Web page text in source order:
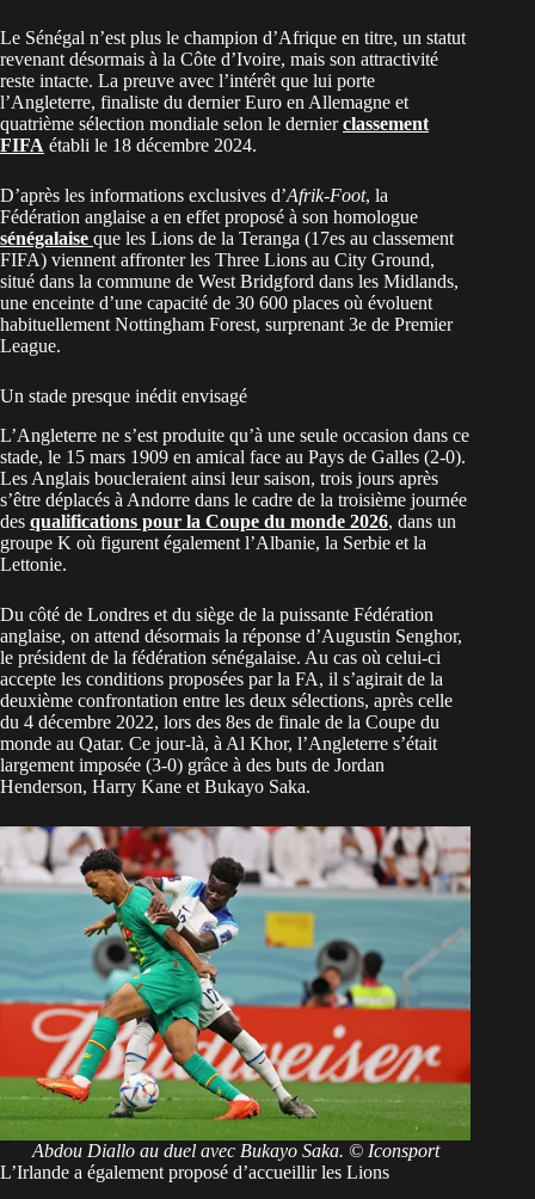
Le Sénégal n’est plus le champion d’Afrique en titre, un statut
revenant désormais à la Côte d’Ivoire, mais son attractivité
reste intacte. La preuve avec l’intérêt que lui porte
l’Angleterre, finaliste du dernier Euro en Allemagne et
quatrième sélection mondiale selon le dernierclassement
FIFA établi le 18 décembre 2024.
D’après les informations exclusives d’Afrik-Foot, la
Fédération anglaise a en effet proposé à son homologue
sénégalaise que les Lions de la Teranga (17es au classement
FIFA) viennent affronter les Three Lions au City Ground,
situé dans la commune de West Bridgford dans les Midlands,
une enceinte d’une capacité de 30 600 places où évoluent
habituellement Nottingham Forest, surprenant 3e de Premier
League.
Un stade presque inédit envisagé
L’Angleterre ne s’est produite qu’à une seule occasion dans ce
stade, le 15 mars 1909 en amical face au Pays de Galles (2-0).
Les Anglais boucleraient ainsi leur saison, trois jours après
s’être déplacés à Andorre dans le cadre de la troisième journée
des qualifications pour la Coupe du monde 2026, dans un
groupe K où figurent également l’Albanie, la Serbie et la
Lettonie.
Du côté de Londres et du siège de la puissante Fédération
anglaise, on attend désormais la réponse d’Augustin Senghor,
le président de la fédération sénégalaise. Au cas où celui-ci
accepte les conditions proposées par la FA, il s’agirait de la
deuxième confrontation entre les deux sélections, après celle
du 4 décembre 2022, lors des 8es de finale de la Coupe du
monde au Qatar. Ce jour-là, à Al Khor, l’Angleterre s’était
largement imposée (3-0) grâce à des buts de Jordan
Henderson, Harry Kane et Bukayo Saka.
Abdou Diallo au duel avec Bukayo Saka. © Iconsport
L’Irlande a également proposé d’accueillir les Lions